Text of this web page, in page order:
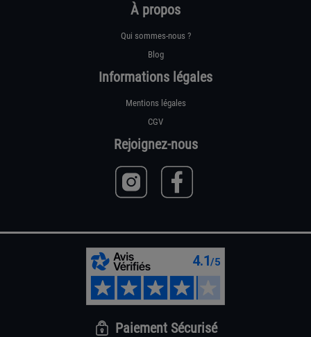
À propos
Qui sommes-nous ?
Blog
Informations légales
Mentions légales
CGV
Rejoignez-nous
Paiement Sécurisé